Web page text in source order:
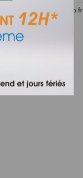
contact@servero.fr